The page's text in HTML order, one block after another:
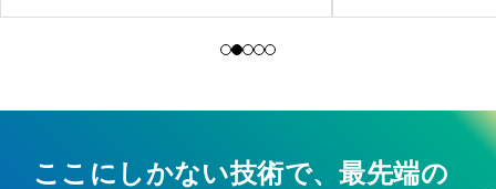
ここにしかない技術で、最先端の